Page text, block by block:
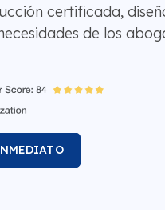
certificada,
de los